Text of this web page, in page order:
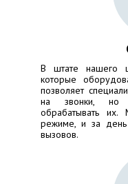
В штате нашего
которые
позволяет
на звонки, но
обрабатывать их.
режиме, и за
вызовов.